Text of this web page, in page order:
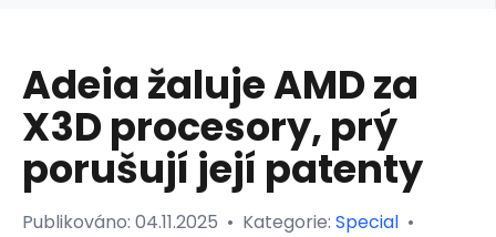
Adeia žaluje AMD za
X3D procesory, prý
porušují její patenty
Publikováno: 04.11.2025 • Kategorie: Special •